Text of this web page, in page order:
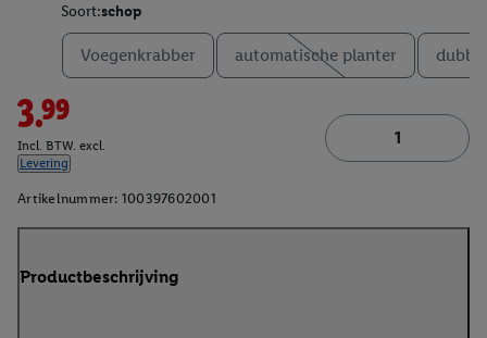
Soort:schop
Voegenkrabber automatische planter
3.99
Incl. BTW. excl.
Levering
Artikelnummer: 100397602001
Productbeschrijving